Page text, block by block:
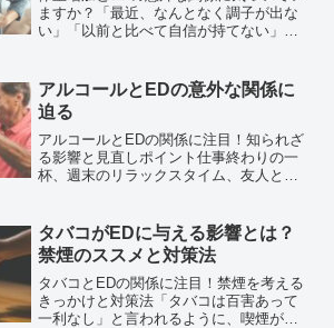
ますか？「最近、なんとなく調子が出な
い」「以前と比べて自信が持てない」。
もいるかもしれません。実は、体重の増
加とED（勃起に関する...
アルコールとEDの意外な関係に
迫る
アルコールとEDの関係に注目！知られざ
る影響と見直しポイント仕事終わりの一
杯、週末のリラックスタイム、友人との
楽しんでいるつもり」と感じていても、
知らず知らずのうちに...
タバコがEDに与える影響とは？
禁煙のススメと対策法
タバコとEDの関係に注目！禁煙を考える
きっかけと対策法「タバコは百害あって
一利なし」と言われるように、喫煙が健